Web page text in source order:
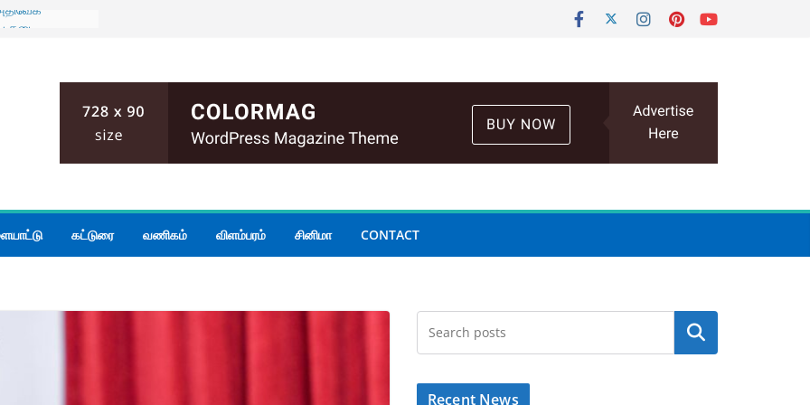
பரீட்சைத்
கட்டுரை வணிகம் விளம்பரம் சினிமா CONTACT
Search
Recent News